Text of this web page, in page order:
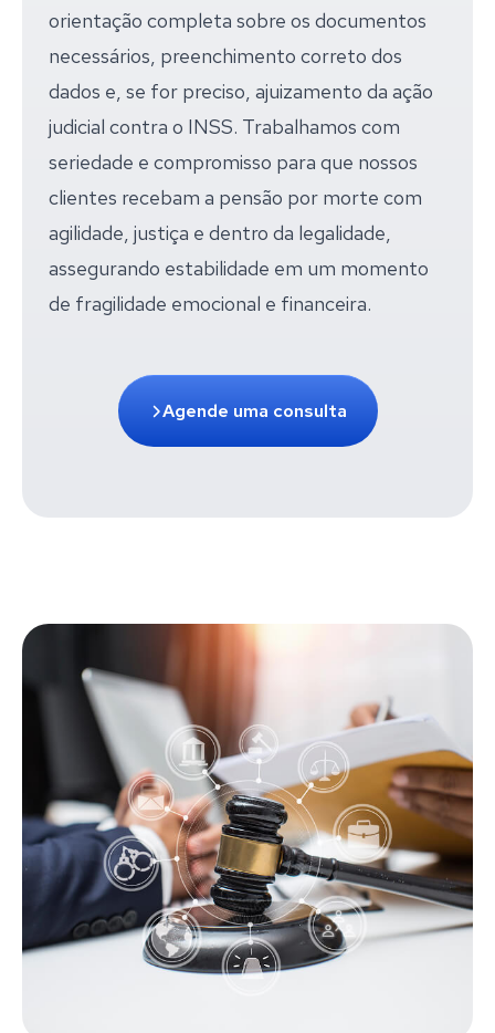
orientação completa sobre os documentos
necessários, preenchimento correto dos
dados e, se for preciso, ajuizamento da ação
judicial contra o INSS. Trabalhamos com
seriedade e compromisso para que nossos
clientes recebam a pensão por morte com
agilidade, justiça e dentro da legalidade,
assegurando estabilidade em um momento
de fragilidade emocional e financeira.
Agende uma consulta